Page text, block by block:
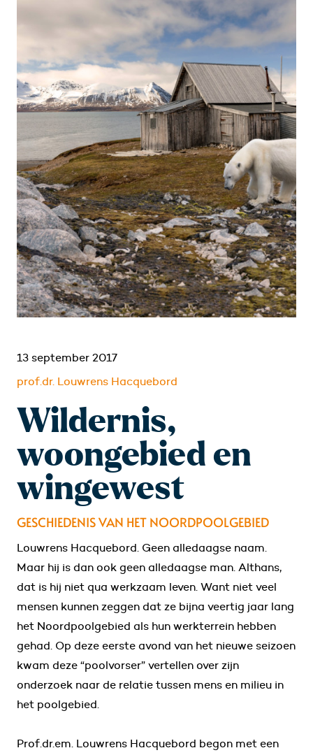
13 september 2017
prof.dr. Louwrens Hacquebord
Wildernis,
woongebied en
wingewest
GESCHIEDENIS VAN HET NOORDPOOLGEBIED
Louwrens Hacquebord. Geen alledaagse naam.
Maar hij is dan ook geen alledaagse man. Althans,
dat is hij niet qua werkzaam leven. Want niet veel
mensen kunnen zeggen dat ze bijna veertig jaar lang
het Noordpoolgebied als hun werkterrein hebben
gehad. Op deze eerste avond van het nieuwe seizoen
kwam deze “poolvorser” vertellen over zijn
onderzoek naar de relatie tussen mens en milieu in
het poolgebied.
Prof.dr.em. Louwrens Hacquebord begon met een